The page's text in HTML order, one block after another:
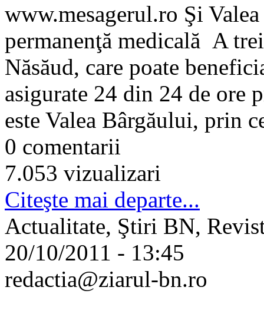
www.mesagerul.ro Şi
permanenţă medicală A
Năsăud, care poate
asigurate 24 din 24 de ore
este Valea Bârgăului, prin
0 comentarii
7.053 vizualizari
Citeşte mai departe...
Actualitate, Ştiri BN,
20/10/2011 - 13:45
redactia@ziarul-bn.ro